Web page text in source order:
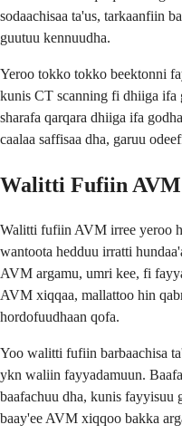
sodaachisaa ta'us, tarkaanfiin
guutuu kennuudha.
Yeroo tokko tokko beektonni
kunis CT scanning fi dhiiga
sharafa qarqara dhiiga ifa
caalaa saffisaa dha, garuu
Walitti Fufiin
Walitti fufiin AVM irree yeroo
wantoota hedduu irratti
AVM argamu, umri kee, fi
AVM xiqqaa, mallattoo hin
hordofuudhaan qofa.
Yoo walitti fufiin barbaachisa
ykn waliin fayyadamuun.
baafachuu dha, kunis fayyisuu
baay'ee AVM xiqqoo bakka